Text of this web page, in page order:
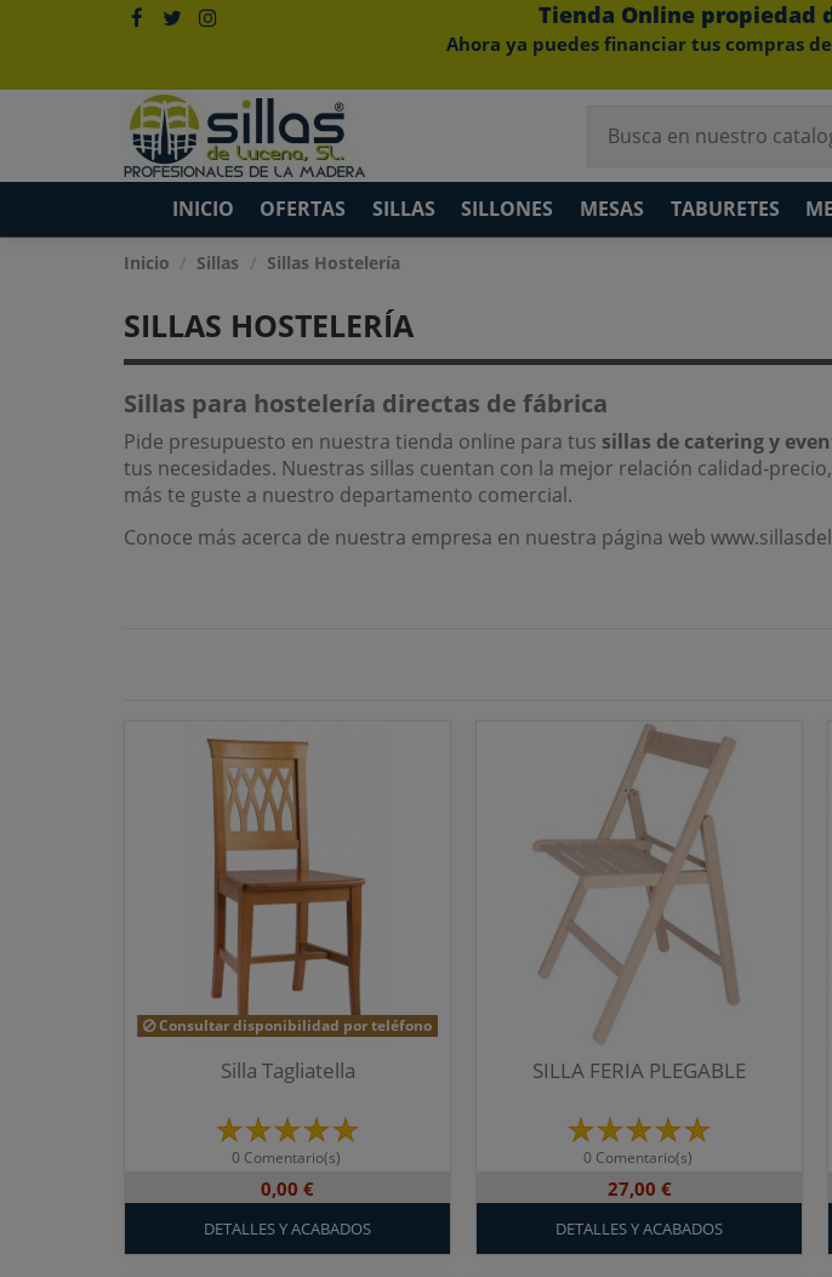
Tienda Online propiedad
Ahora ya puedes financiar tus compras
INICIO OFERTAS SILLAS SILLONES MESAS TABURETES
Inicio Sillas Sillas Hostelería
SILLAS HOSTELERÍA
Sillas para hostelería directas de fábrica
Pide presupuesto en nuestra tienda online para tus sillas de catering y
tus necesidades. Nuestras sillas cuentan con la mejor relación calidad-
más te guste a nuestro departamento comercial.
Conoce más acerca de nuestra empresa en nuestra página web
Consultar disponibilidad por teléfono
Silla Tagliatella
0 Comentario(s)
0,00 €
DETALLES Y ACABADOS
SILLA FERIA PLEGABLE
0 Comentario(s)
27,00 €
DETALLES Y ACABADOS